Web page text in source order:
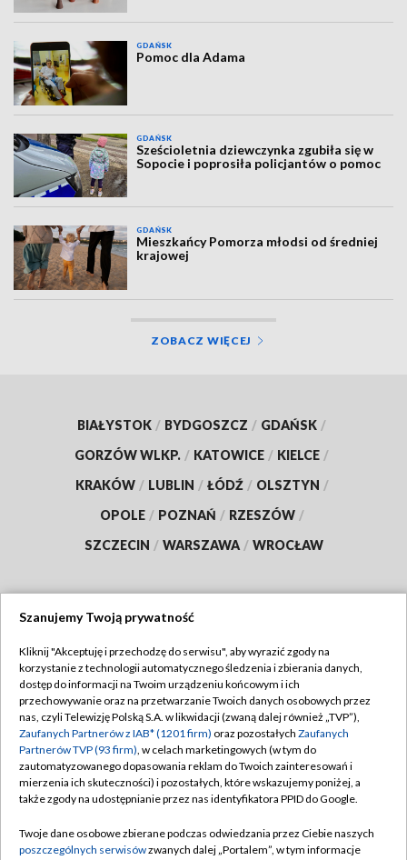
GDAŃSK
Pomoc dla Adama
GDAŃSK
Sześcioletnia dziewczynka zgubiła się w
Sopocie i poprosiła policjantów o pomoc
GDAŃSK
Mieszkańcy Pomorza młodsi od średniej
krajowej
ZOBACZ WIĘCEJ
BIAŁYSTOK / BYDGOSZCZ / GDAŃSK /
GORZÓW WLKP. / KATOWICE / KIELCE /
KRAKÓW / LUBLIN / ŁÓDŹ / OLSZTYN /
OPOLE / POZNAŃ / RZESZÓW /
SZCZECIN / WARSZAWA / WROCŁAW
TVP
Abonament TVP
Emisja w TVP
Centrum informacji TVP
Naziemna Telewizja Cyfrowa
Rada Programowa
Regulamin TVP
Polityka prywatności
Moje zgody
Pomoc
Kontakt
Szanujemy Twoją prywatność
Kliknij "Akceptuję i przechodzę do serwisu", aby wyrazić zgody na
korzystanie z technologii automatycznego śledzenia i zbierania danych,
dostęp do informacji na Twoim urządzeniu końcowym i ich
przechowywanie oraz na przetwarzanie Twoich danych osobowych przez
nas, czyli Telewizję Polską S.A. w likwidacji (zwaną dalej również „TVP”),
Zaufanych Partnerów z IAB* (1201 firm) oraz pozostałych Zaufanych
Partnerów TVP (93 firm), w celach marketingowych (w tym do
zautomatyzowanego dopasowania reklam do Twoich zainteresowań i
mierzenia ich skuteczności) i pozostałych, które wskazujemy poniżej, a
także zgody na udostępnianie przez nas identyfikatora PPID do Google.
Twoje dane osobowe zbierane podczas odwiedzania przez Ciebie naszych
poszczególnych serwisówzwanych dalej „Portalem”, w tym informacje